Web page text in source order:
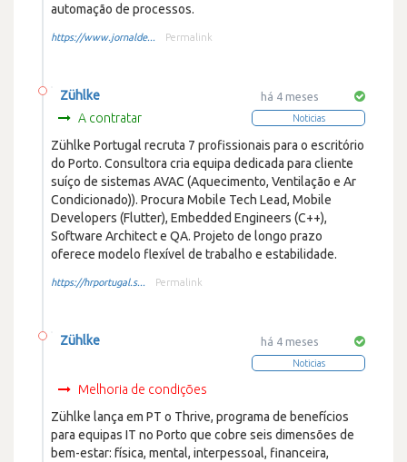
automação de processos.
https://www.jornalde... Permalink
há 4 meses
Noticias
Zühlke
A contratar
Zühlke Portugal recruta 7 profissionais para o escritório
do Porto. Consultora cria equipa dedicada para cliente
suíço de sistemas AVAC (Aquecimento, Ventilação e Ar
Condicionado)). Procura Mobile Tech Lead, Mobile
Developers (Flutter), Embedded Engineers (C++),
Software Architect e QA. Projeto de longo prazo
oferece modelo flexível de trabalho e estabilidade.
https://hrportugal.s... Permalink
há 4 meses
Noticias
Zühlke
Melhoria de condições
Zühlke lança em PT o Thrive, programa de benefícios
para equipas IT no Porto que cobre seis dimensões de
bem-estar: física, mental, interpessoal, financeira,